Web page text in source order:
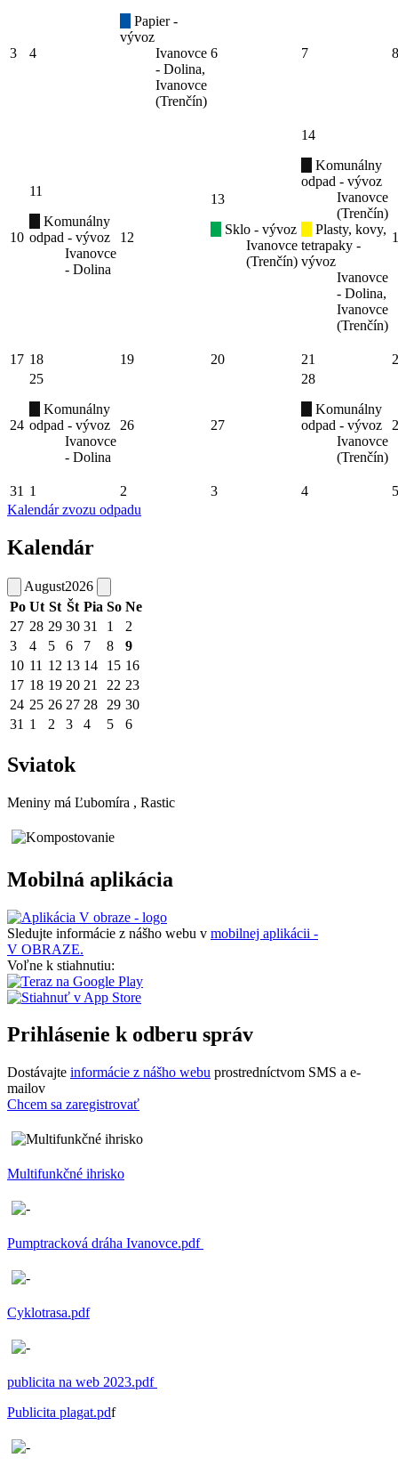
3 4
Papier -
vývoz
Ivanovce
- Dolina,
Ivanovce
(Trenčín)
6 7 8
10
11
Komunálny
odpad - vývoz
Ivanovce
- Dolina
12
13
Sklo - vývoz
Ivanovce
(Trenčín)
14
Komunálny
odpad - vývoz
Ivanovce
(Trenčín)
Plasty, kovy,
tetrapaky -
vývoz
Ivanovce
- Dolina,
Ivanovce
(Trenčín)
17 18 19 20 21
24
25
Komunálny
odpad - vývoz
Ivanovce
- Dolina
26 27
28
Komunálny
odpad - vývoz
Ivanovce
(Trenčín)
31 1 2 3 4
5
Kalendár zvozu odpadu
Kalendár
August2026
Po Ut St Št Pia So Ne
27 28 29 30 31 1
2
3
4 5 6 7 8
9
10 11 12 13 14 15 16
17 18 19 20 21 22 23
24 25 26 27 28 29 30
31 1 2 3 4 5 6
Sviatok
Meniny má Ľubomíra , Rastic
Mobilná aplikácia
Sledujte informácie z nášho webu v mobilnej aplikácii -
V OBRAZE.
Voľne k stiahnutiu:
Prihlásenie k odberu správ
Dostávajte informácie z nášho webu prostredníctvom SMS a e-
mailov
Chcem sa zaregistrovať
Multifunkčné ihrisko
Pumptracková dráha Ivanovce.pdf
Cyklotrasa.pdf
publicita na web 2023.pdf
Publicita plagat.pdf